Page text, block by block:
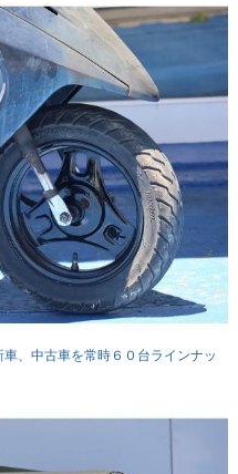
、中古車を常時６０台ラインナッ